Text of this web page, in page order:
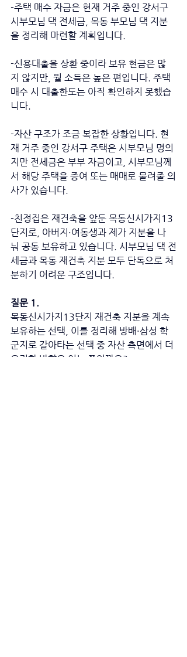
-주택 매수 자금은 현재 거주 중인 강서구
시부모님 댁 전세금, 목동 부모님 댁 지분
을 정리해 마련할 계획입니다.
-신용대출을 상환 중이라 보유 현금은 많
지 않지만, 월 소득은 높은 편입니다. 주택
매수 시 대출한도는 아직 확인하지 못했습
니다.
-자산 구조가 조금 복잡한 상황입니다. 현
재 거주 중인 강서구 주택은 시부모님 명의
지만 전세금은 부부 자금이고, 시부모님께
서 해당 주택을 증여 또는 매매로 물려줄 의
사가 있습니다.
-친정집은 재건축을 앞둔 목동신시가지13
단지로, 아버지·여동생과 제가 지분을 나
눠 공동 보유하고 있습니다. 시부모님 댁 전
세금과 목동 재건축 지분 모두 단독으로 처
분하기 어려운 구조입니다.
질문 1.
목동신시가지13단지 재건축 지분을 계속
보유하는 선택, 이를 정리해 방배·삼성 학
군지로 갈아타는 선택 중 자산 측면에서 더
유리한 방향은 어느 쪽일까요?